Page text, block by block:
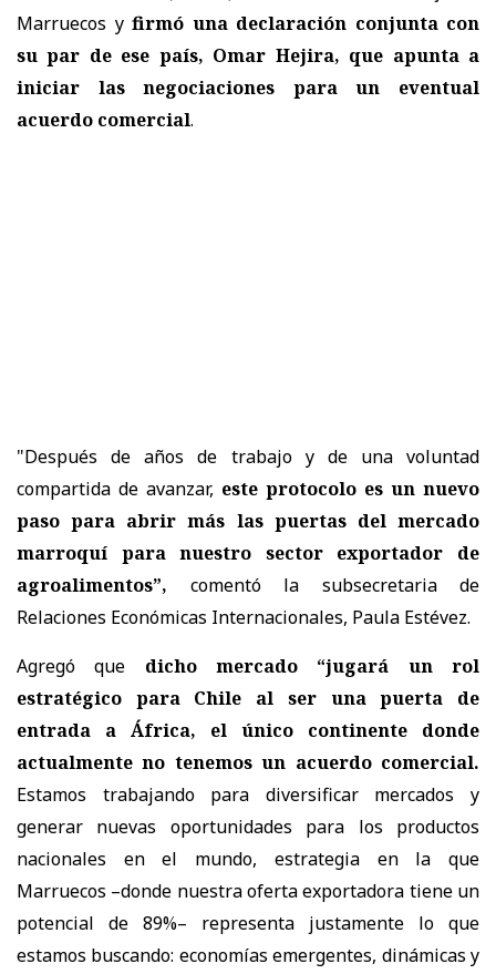
Marruecos y firmó una declaración conjunta con
su par de ese país, Omar Hejira, que apunta a
iniciar las negociaciones para un eventual
acuerdo comercial.
"Después de años de trabajo y de una voluntad
compartida de avanzar, este protocolo es un nuevo
paso para abrir más las puertas del mercado
marroquí para nuestro sector exportador de
agroalimentos”, comentó la subsecretaria de
Relaciones Económicas Internacionales, Paula Estévez.
Agregó que dicho mercado “jugará un rol
estratégico para Chile al ser una puerta de
entrada a África, el único continente donde
actualmente no tenemos un acuerdo comercial.
Estamos trabajando para diversificar mercados y
generar nuevas oportunidades para los productos
nacionales en el mundo, estrategia en la que
Marruecos –donde nuestra oferta exportadora tiene un
potencial de 89%– representa justamente lo que
estamos buscando: economías emergentes, dinámicas y